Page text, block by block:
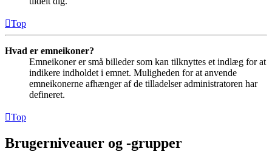
Top
Hvad er emneikoner?
Emneikoner er små billeder som kan tilknyttes et indlæg for at
indikere indholdet i emnet. Muligheden for at anvende
emneikonerne afhænger af de tilladelser administratoren har
defineret.
Top
Brugerniveauer og -grupper